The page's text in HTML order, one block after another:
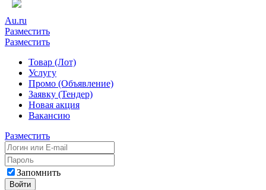
Au.ru
Разместить
Разместить
Товар (Лот)
Услугу
Промо (Объявление)
Заявку (Тендер)
Новая акция
Вакансию
Разместить
Запомнить
Войти